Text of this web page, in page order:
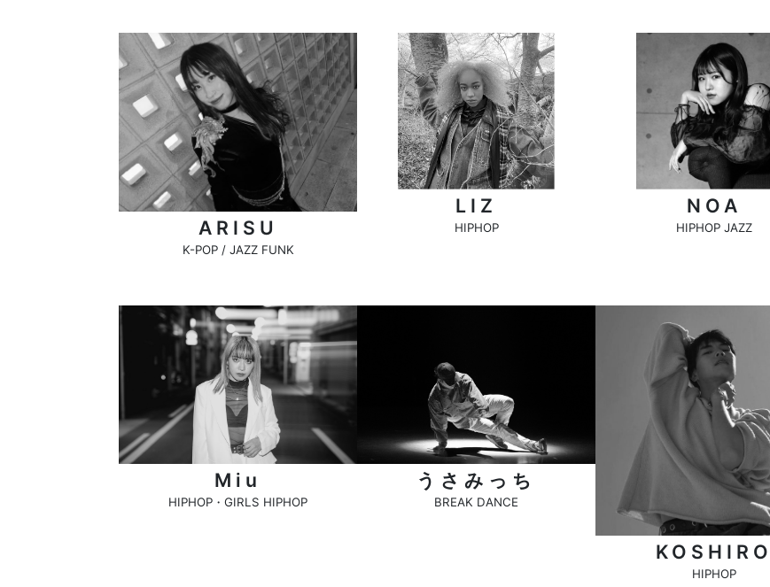
ARISU
K-POP / JAZZ FUNK
LIZ
HIPHOP
NOA
HIPHOP JAZZ
Miu
HIPHOP・GIRLS HIPHOP
うさみっち
BREAK DANCE
KOSHIRO
HIPHOP